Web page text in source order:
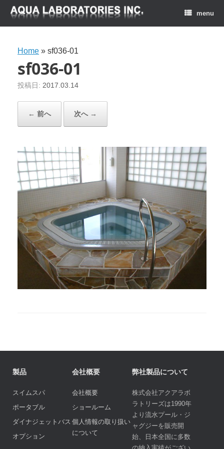
menu
Home » sf036-01
sf036-01
投稿日: 2017.03.14
← 前へ 次へ →
製品
スイムスパ
ポータブル
ダイナジェットバス
オプション
会社概要
会社概要
ショールーム
個人情報の取り扱い
について
弊社製品について
株式会社アクアラボ
ラトリーズは1990年
より流水プール・ジ
ャグジーを販売開
始、日本全国に多数
の納入実績がござい